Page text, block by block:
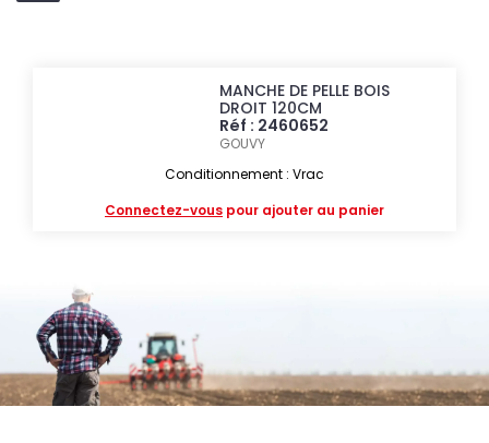
MANCHE DE PELLE BOIS
DROIT 120CM
Réf : 2460652
GOUVY
Conditionnement : Vrac
Connectez-vous pour ajouter au panier